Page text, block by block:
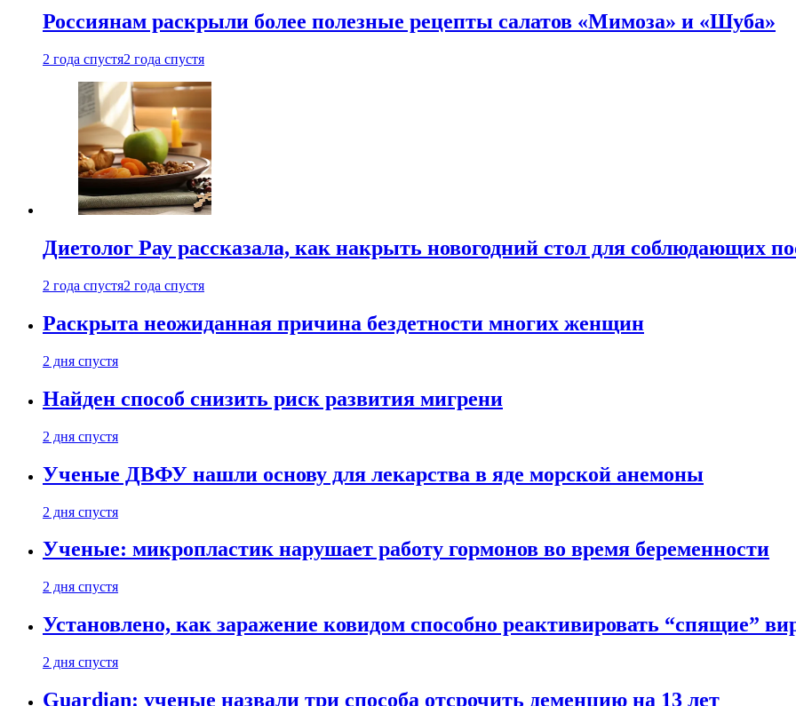
Россиянам раскрыли более полезные рецепты салатов «Мимоза» и «Шуба»
2 года спустя2 года спустя
Диетолог Рау рассказала, как накрыть новогодний стол для соблюдающих
2 года спустя2 года спустя
Раскрыта неожиданная причина бездетности многих женщин
2 дня спустя
Найден способ снизить риск развития мигрени
2 дня спустя
Ученые ДВФУ нашли основу для лекарства в яде морской анемоны
2 дня спустя
Ученые: микропластик нарушает работу гормонов во время беременности
2 дня спустя
Установлено, как заражение ковидом способно реактивировать “спящие”
2 дня спустя
Guardian: ученые назвали три способа отсрочить деменцию на 13 лет